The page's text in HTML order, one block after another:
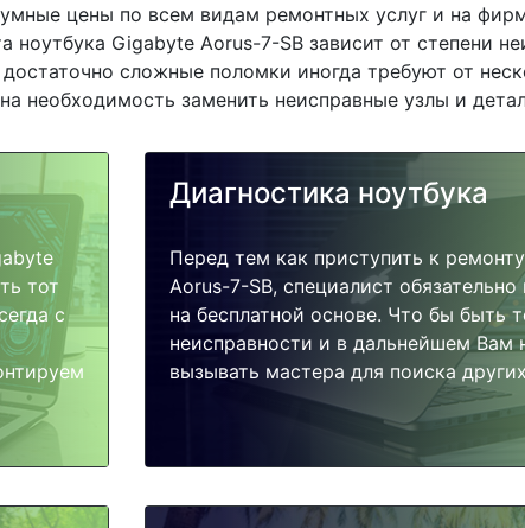
цены по всем видам ремонтных услуг и на
Gigabyte Aorus-7-SB зависит от степени
сложные поломки иногда требуют от
необходимость заменить неисправные узлы и
тот
с
Диагностика ноутбука
Перед тем как приступить к
Aorus-7-SB, специалист
на бесплатной основе. Что бы быть
неисправности и в дальнейшем Вам
вызывать мастера для поиска